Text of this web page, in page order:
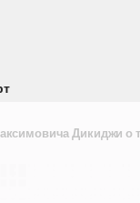
Дикиджи о